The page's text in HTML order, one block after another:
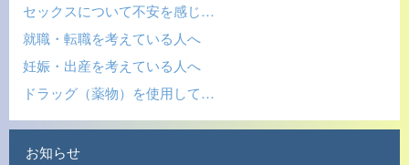
セックスについて不安を感じ…
就職・転職を考えている人へ
妊娠・出産を考えている人へ
ドラッグ（薬物）を使用して…
お知らせ